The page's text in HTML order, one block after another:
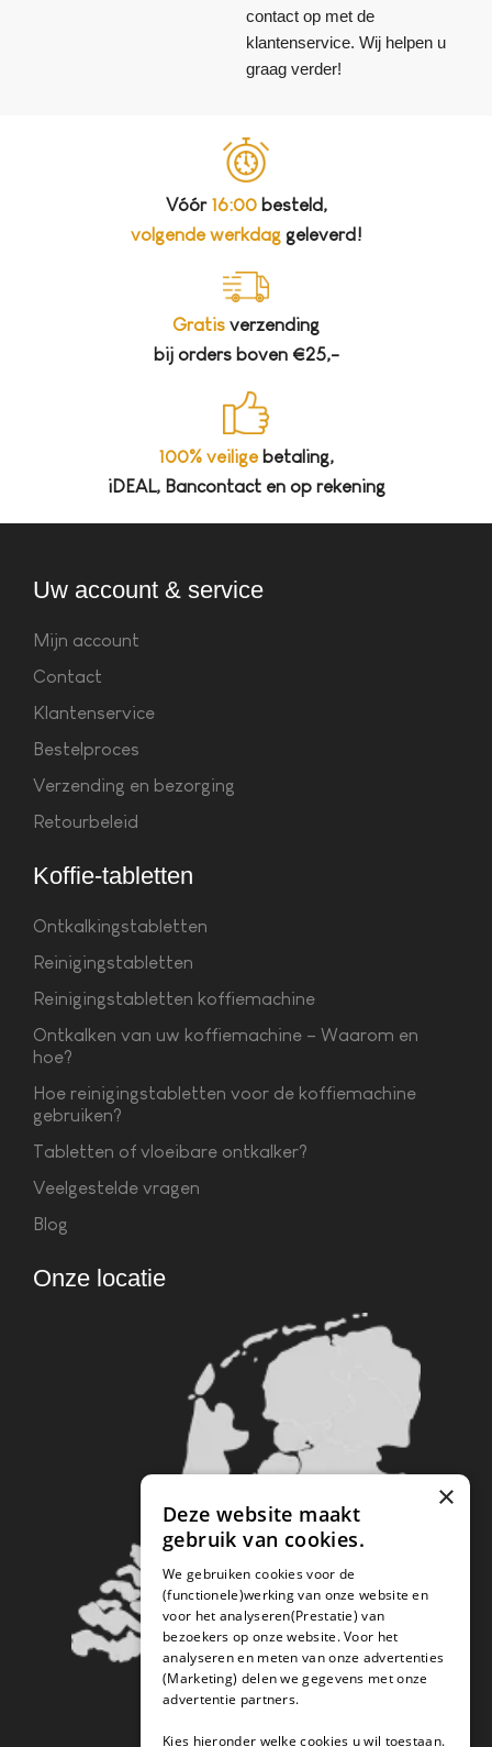
contact op met de
klantenservice. Wij helpen u
graag verder!
Vóór 16:00besteld,
volgende werkdaggeleverd!
Gratis verzending
bij orders boven €25,-
100% veiligebetaling,
iDEAL, Bancontact en op rekening
Uw account & service
Mijn account
Contact
Klantenservice
Bestelproces
Verzending en bezorging
Retourbeleid
Koffie-tabletten
Ontkalkingstabletten
Reinigingstabletten
Reinigingstabletten koffiemachine
Ontkalken van uw koffiemachine – Waarom en
hoe?
Hoe reinigingstabletten voor de koffiemachine
gebruiken?
Tabletten of vloeibare ontkalker?
Veelgestelde vragen
Blog
Onze locatie
×
Deze website maakt
gebruik van cookies.
We gebruiken cookies voor de
(functionele)werking van onze website en
voor het analyseren(Prestatie) van
bezoekers op onze website. Voor het
analyseren en meten van onze advertenties
(Marketing) delen we gegevens met onze
advertentie partners.
Kies hieronder welke cookies u wil toestaan.